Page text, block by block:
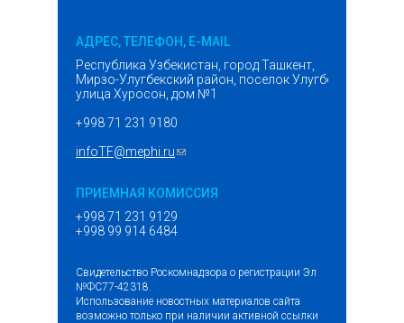
АДРЕС, ТЕЛЕФОН, E-MAIL
Республика Узбекистан, город Ташкент,
Мирзо-Улугбекский район, поселок Улугбек,
улица Хуросон, дом №1
+998 71 231 9180
infoTF@mephi.ru(ссылка для отправки email)
ПРИЕМНАЯ КОМИССИЯ
+998 71 231 9129
+998 99 914 6484
Свидетельство Роскомнадзора о регистрации Эл
№ФС77-42318.
Использование новостных материалов сайта
возможно только при наличии активной ссылки